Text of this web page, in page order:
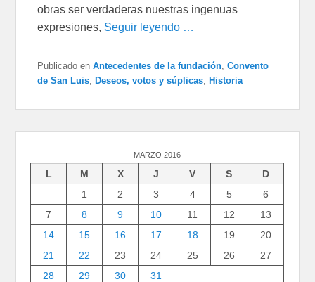
obras ser verdaderas nuestras ingenuas
expresiones, Seguir leyendo …
Publicado en Antecedentes de la fundación ,Convento
de San Luis
Deseos, votos y súplicas Historia
MARZO 2016
L M X J V S
D
1
2 3 4 5
6
7
8 9 10 11 12
13
14
15 16 17 18 19
20
21
22 23 24 25 26
27
28
29 30
31